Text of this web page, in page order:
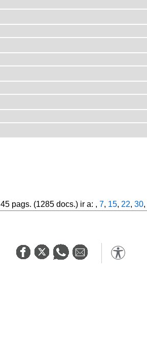
pags. (1285 docs.) ir a: , 7, 15, 22, 30,